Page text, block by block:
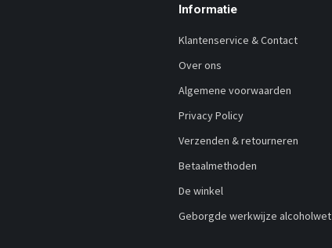
Informatie
Klantenservice & Contact
Over ons
Algemene voorwaarden
Privacy Policy
Verzenden & retourneren
Betaalmethoden
De winkel
Geborgde werkwijze alcoholwet